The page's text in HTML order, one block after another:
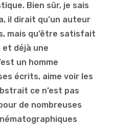
Bien sûr, je sais
il dirait qu’un auteur
mais qu’être satisfait
et déjà une
un homme
écrits, aime voir les
ce n’est pas
de nombreuses